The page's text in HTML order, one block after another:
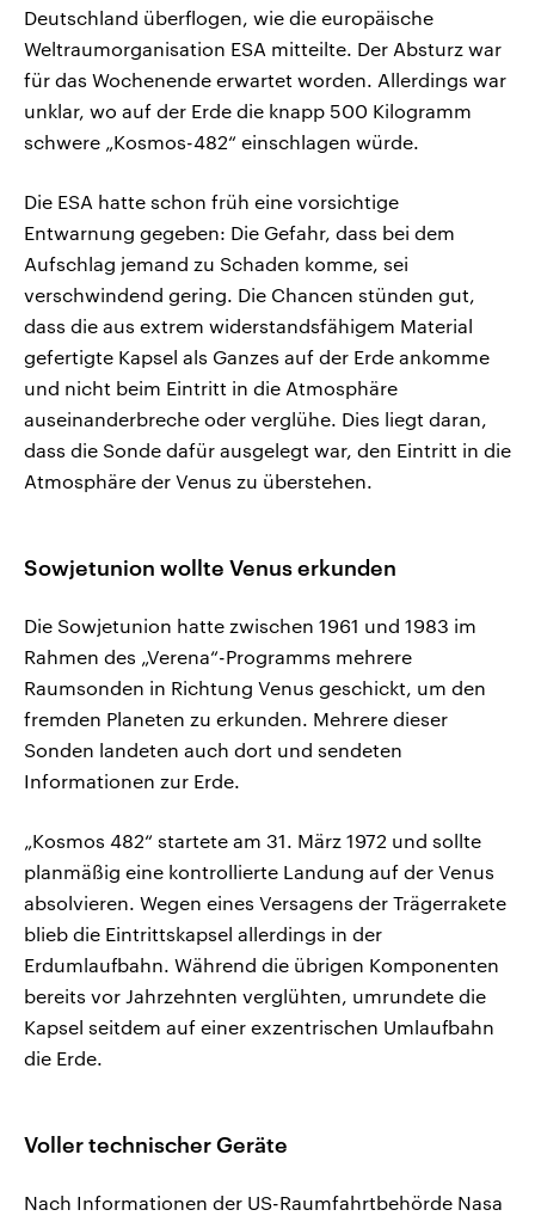
Deutschland überflogen, wie die europäische
Weltraumorganisation ESA mitteilte. Der Absturz war
für das Wochenende erwartet worden. Allerdings war
unklar, wo auf der Erde die knapp 500 Kilogramm
schwere „Kosmos-482“ einschlagen würde.
Die ESA hatte schon früh eine vorsichtige
Entwarnung gegeben: Die Gefahr, dass bei dem
Aufschlag jemand zu Schaden komme, sei
verschwindend gering. Die Chancen stünden gut,
dass die aus extrem widerstandsfähigem Material
gefertigte Kapsel als Ganzes auf der Erde ankomme
und nicht beim Eintritt in die Atmosphäre
auseinanderbreche oder verglühe. Dies liegt daran,
dass die Sonde dafür ausgelegt war, den Eintritt in die
Atmosphäre der Venus zu überstehen.
Sowjetunion wollte Venus erkunden
Die Sowjetunion hatte zwischen 1961 und 1983 im
Rahmen des „Verena“-Programms mehrere
Raumsonden in Richtung Venus geschickt, um den
fremden Planeten zu erkunden. Mehrere dieser
Sonden landeten auch dort und sendeten
Informationen zur Erde.
„Kosmos 482“ startete am 31. März 1972 und sollte
planmäßig eine kontrollierte Landung auf der Venus
absolvieren. Wegen eines Versagens der Trägerrakete
blieb die Eintrittskapsel allerdings in der
Erdumlaufbahn. Während die übrigen Komponenten
bereits vor Jahrzehnten verglühten, umrundete die
Kapsel seitdem auf einer exzentrischen Umlaufbahn
die Erde.
Voller technischer Geräte
Nach Informationen der US-Raumfahrtbehörde Nasa